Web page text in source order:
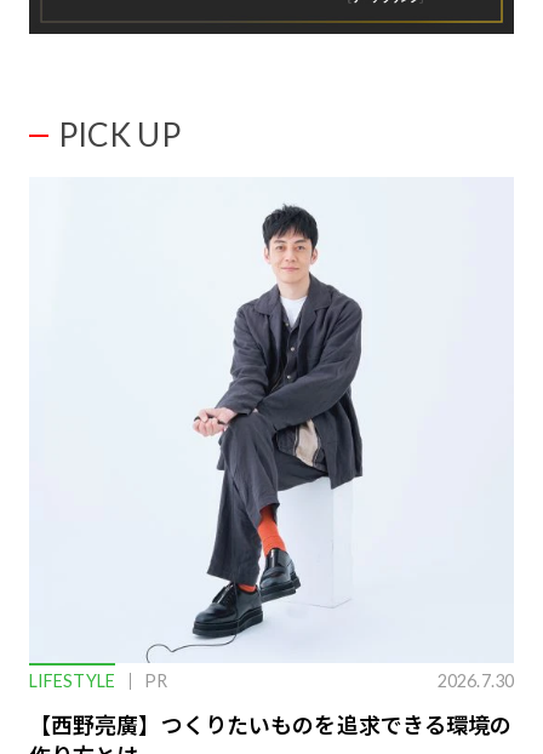
PICK UP
LIFESTYLE PR 2026.7.30
【西野亮廣】つくりたいものを追求できる環境の